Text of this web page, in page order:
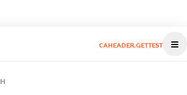
CAHEADER.GETTEST